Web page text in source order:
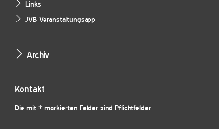
Links
JVB Veranstaltungsapp
Archiv
Kontakt
Die mit * markierten Felder sind Pflichtfelder